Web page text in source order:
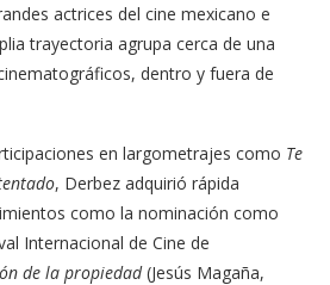
actrices del cine mexicano e
trayectoria agrupa cerca de una
dentro y fuera de
en largometrajes como Te
, Derbez adquirió rápida
como la nominación como
Internacional de Cine de
de la propiedad(Jesús Magaña,